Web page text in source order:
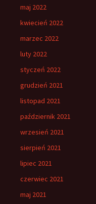
maj 2022
kwiecień 2022
marzec 2022
luty 2022
styczeń 2022
grudzień 2021
listopad 2021
październik 2021
wrzesień 2021
sierpień 2021
lipiec 2021
czerwiec 2021
maj 2021